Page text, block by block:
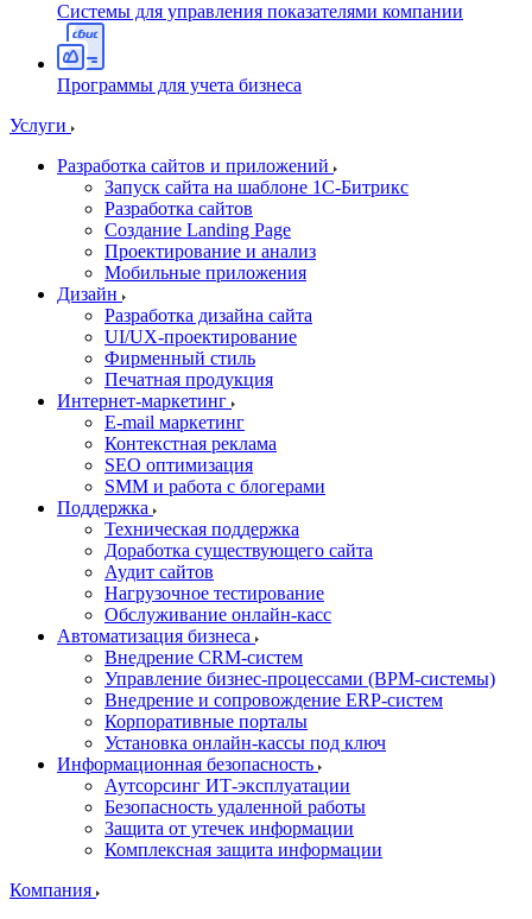
Системы для управления показателями компании
Программы для учета бизнеса
Услуги
Разработка сайтов и приложений
Запуск сайта на шаблоне 1С-Битрикс
Разработка сайтов
Создание Landing Page
Проектирование и анализ
Мобильные приложения
Дизайн
Разработка дизайна сайта
UI/UX-проектирование
Фирменный стиль
Печатная продукция
Интернет-маркетинг
E-mail маркетинг
Контекстная реклама
SEO оптимизация
SMM и работа с блогерами
Поддержка
Техническая поддержка
Доработка существующего сайта
Аудит сайтов
Нагрузочное тестирование
Обслуживание онлайн-касс
Автоматизация бизнеса
Внедрение CRM-систем
Управление бизнес-процессами (BPM-системы)
Внедрение и сопровождение ERP-систем
Корпоративные порталы
Установка онлайн-кассы под ключ
Информационная безопасность
Аутсорсинг ИТ-эксплуатации
Безопасность удаленной работы
Защита от утечек информации
Комплексная защита информации
Компания